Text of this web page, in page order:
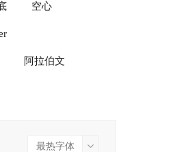
空心
阿拉伯文